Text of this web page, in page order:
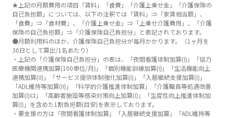
★上記の月額費用の項目「賃料」「食費」「介護上乗せ金」「介護保険の
自己負担額」については、以下の注釈では「賃料」⇒「家賃相当額」、
「食費」⇒「食材費」、「介護上乗せ金」⇒「上乗せ介護費用」、「介護
保険の自己負担額」⇒「介護保険自己負担分」と表記されております。
●月額利用料のほか、介護保険自己負担分が毎月かかります。（1ヶ月を
30日として算出/1名あたり）
・上記の「介護保険自己負担分」の表は、「夜間看護体制加算(Ⅰ)」「協力
医療機関連携加算(100単位/月)」「個別機能訓練加算(Ⅰ)」「生活機能向上
連携加算(Ⅱ)」「サービス提供体制強化加算(Ⅰ)」「入居継続支援加算(Ⅰ)」
「ADL維持等加算(Ⅱ)」「科学的介護推進体制加算」「介護職員等処遇改善
加算(Ⅰ)ロ」「高齢者施設等感染対策向上加算(Ⅰ)」「生産性向上推進体制加
算(Ⅰ)」を含めた1割負担額(目安)を表示しております。
・要支援の方は「夜間看護体制加算」「入居継続支援加算」「ADL維持等